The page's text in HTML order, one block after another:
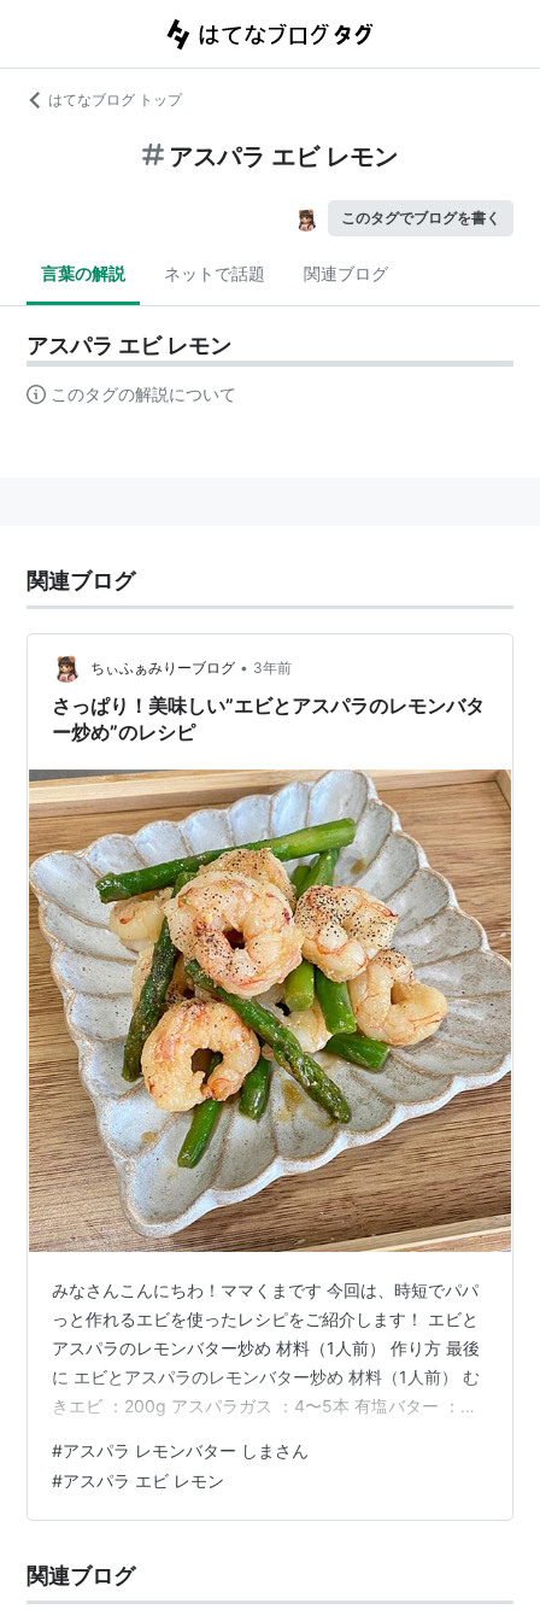
はてなブログ トップ
アスパラ エビ レモン
このタグでブログを書く
言葉の解説 ネットで話題 関連ブログ
アスパラ エビ レモン
このタグの解説について
関連ブログ
ちぃふぁみりーブログ • 3年前
さっぱり！美味しい”エビとアスパラのレモンバタ
ー炒め”のレシピ
みなさんこんにちわ！ママくまです 今回は、時短でパパ
っと作れるエビを使ったレシピをご紹介します！ エビと
アスパラのレモンバター炒め 材料（1人前） 作り方 最後
に エビとアスパラのレモンバター炒め 材料（1人前） む
きエビ ：200g アスパラガス ：4〜5本 有塩バター ：
小さじ1/4 【B】 レモン汁 ：大さじ1 しょうゆ ：小さじ2
作り方 1.エビに【A】を入れて混ぜ合わせる（殻付きの場
合は、殻をむき背わたをとり除く。） 2.アスパラガスは
ｍ幅か半分に切る。（今回は半分に…
#アスパラ レモンバター しまさん
#アスパラ エビ レモン
関連ブログ